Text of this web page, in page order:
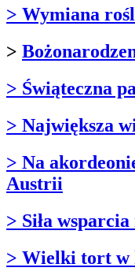
> Wymiana
>
> Świąteczna
> Największa
> Na
Austrii
> Siła
> Wielki tort w